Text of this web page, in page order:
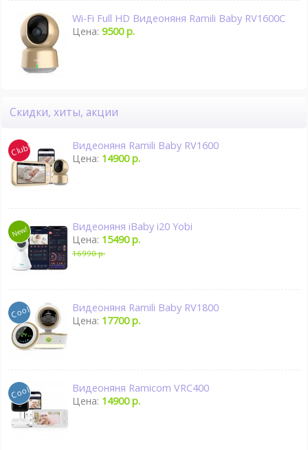
Wi-Fi Full HD Видеоняня Ramili Baby RV1600C
Цена:9500 р.
Скидки, хиты, акции
Видеоняня Ramili Baby RV1600
Цена: 14900 р.
Видеоняня iBaby i20 Yobi
Цена: 15490 р.
16990 р.
Видеоняня Ramili Baby RV1800
Цена: 17700 р.
Видеоняня Ramicom VRC400
Цена: 14900 р.